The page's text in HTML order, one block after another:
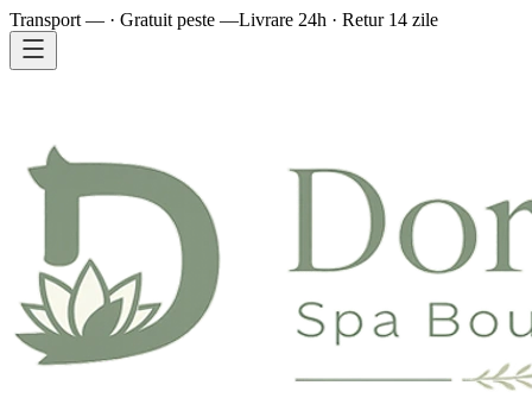
Transport — · Gratuit peste —Livrare 24h · Retur 14 zile